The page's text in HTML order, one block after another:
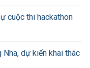
cuộc thi hackathon
dự kiến khai thác